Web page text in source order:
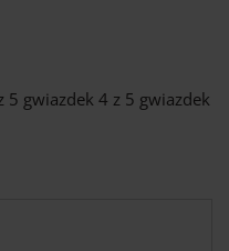
5 gwiazdek 4 z 5 gwiazdek